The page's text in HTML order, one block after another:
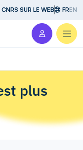
CNRS SUR LE WEB FREN
plus